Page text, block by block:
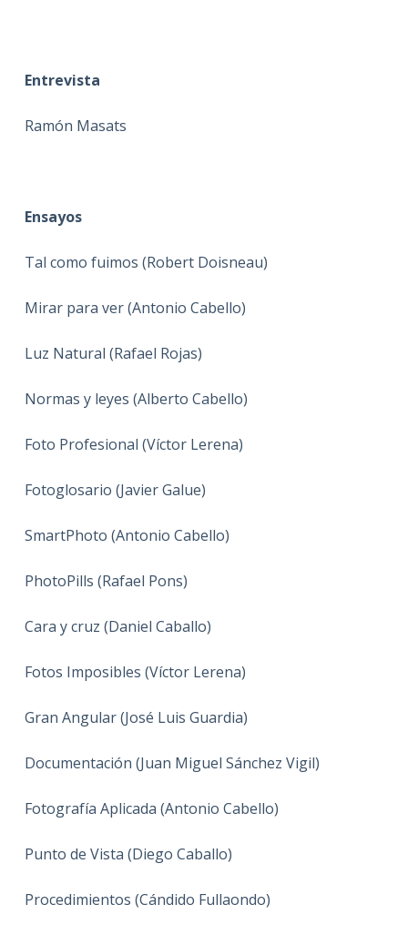
Entrevista
Ramón Masats
Ensayos
Tal como fuimos (Robert Doisneau)
Mirar para ver (Antonio Cabello)
Luz Natural (Rafael Rojas)
Normas y leyes (Alberto Cabello)
Foto Profesional (Víctor Lerena)
Fotoglosario (Javier Galue)
SmartPhoto (Antonio Cabello)
PhotoPills (Rafael Pons)
Cara y cruz (Daniel Caballo)
Fotos Imposibles (Víctor Lerena)
Gran Angular (José Luis Guardia)
Documentación (Juan Miguel Sánchez Vigil)
Fotografía Aplicada (Antonio Cabello)
Punto de Vista (Diego Caballo)
Procedimientos (Cándido Fullaondo)